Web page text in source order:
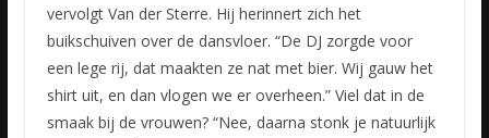
vervolgt Van der Sterre. Hij herinnert zich het
buikschuiven over de dansvloer. “De DJ zorgde voor
een lege rij, dat maakten ze nat met bier. Wij gauw het
shirt uit, en dan vlogen we er overheen.” Viel dat in de
smaak bij de vrouwen? “Nee, daarna stonk je natuurlijk